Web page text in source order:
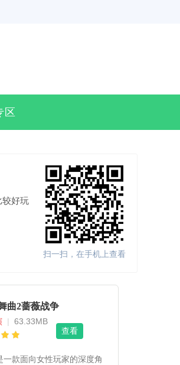
区
较好玩
扫一扫，在手机上查看
曲2蔷薇战争
|
63.33MB
查看
款面向女性玩家的深度角